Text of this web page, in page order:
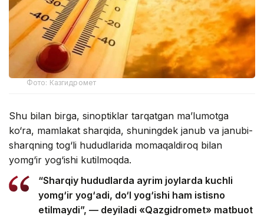
Фото: Казгидромет
Shu bilan birga, sinoptiklar tarqatgan ma’lumotga
ko‘ra, mamlakat sharqida, shuningdek janub va janubi-
sharqning tog‘li hududlarida momaqaldiroq bilan
yomg‘ir yog‘ishi kutilmoqda.
“Sharqiy hududlarda ayrim joylarda kuchli
yomg‘ir yog‘adi, do‘l yog‘ishi ham istisno
etilmaydi”, — deyiladi «Qazgidromet» matbuot